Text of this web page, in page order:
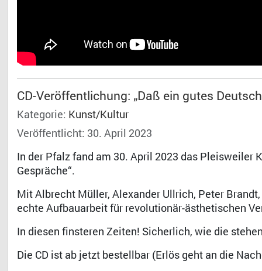
CD-Veröffentlichung: „Daß ein gutes
Kategorie: Kunst/Kultur
Veröffentlicht: 30. April 2023
In der Pfalz fand am 30. April 2023 das Pleisweiler
Gespräche“.
Mit Albrecht Müller, Alexander Ullrich, Peter
echte Aufbauarbeit für revolutionär-ästhetischen
In diesen finsteren Zeiten! Sicherlich, wie die
Die CD ist ab jetzt bestellbar (Erlös geht an die